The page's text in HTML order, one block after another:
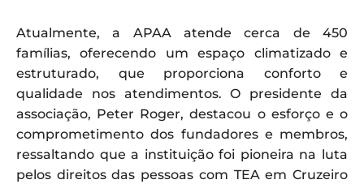
Atualmente, a APAA atende cerca de 450
famílias, oferecendo um espaço climatizado e
estruturado, que proporciona conforto e
qualidade nos atendimentos. O presidente da
associação, Peter Roger, destacou o esforço e o
comprometimento dos fundadores e membros,
ressaltando que a instituição foi pioneira na luta
pelos direitos das pessoas com TEA em Cruzeiro